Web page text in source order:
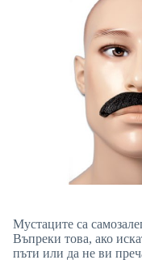
Мустаците са
Въпреки това, ако
пъти или да не ви